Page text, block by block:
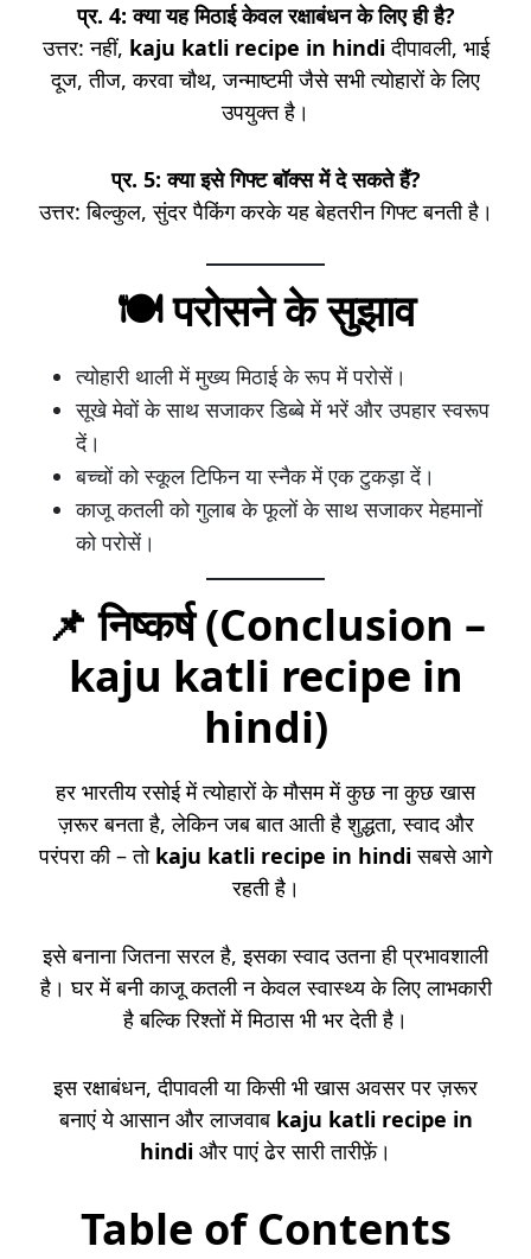
प्र. 4: क्या यह मिठाई केवल रक्षाबंधन के लिए ही है?
उत्तर: नहीं, kaju katli recipe in hindiदीपावली, भाई
दूज, तीज, करवा चौथ, जन्माष्टमी जैसे सभी त्योहारों के लिए
उपयुक्त है।
प्र. 5: क्या इसे गिफ्ट बॉक्स में दे सकते हैं?
उत्तर: बिल्कुल, सुंदर पैकिंग करके यह बेहतरीन गिफ्ट बनती है।
🍽 परोसने के सुझाव
त्योहारी थाली में मुख्य मिठाई के रूप में परोसें।
सूखे मेवों के साथ सजाकर डिब्बे में भरें और उपहार स्वरूप
दें।
बच्चों को स्कूल टिफिन या स्नैक में एक टुकड़ा दें।
काजू कतली को गुलाब के फूलों के साथ सजाकर मेहमानों
को परोसें।
📌 निष्कर्ष (Conclusion –
kaju katli recipe in
hindi)
हर भारतीय रसोई में त्योहारों के मौसम में कुछ ना कुछ खास
ज़रूर बनता है, लेकिन जब बात आती है शुद्धता, स्वाद और
परंपरा की – तो kaju katli recipe in hindiसबसे आगे
रहती है।
इसे बनाना जितना सरल है, इसका स्वाद उतना ही प्रभावशाली
है। घर में बनी काजू कतली न केवल स्वास्थ्य के लिए लाभकारी
है बल्कि रिश्तों में मिठास भी भर देती है।
इस रक्षाबंधन, दीपावली या किसी भी खास अवसर पर ज़रूर
बनाएं ये आसान और लाजवाब kaju katli recipe in
hindi और पाएं ढेर सारी तारीफ़ें।
Table of Contents